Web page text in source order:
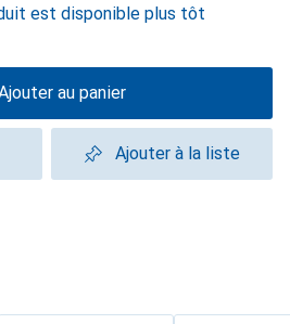
est disponible plus tôt
au panier
Ajouter à la liste